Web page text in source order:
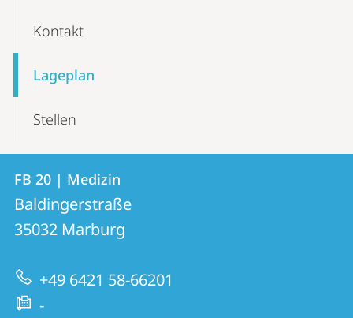
Kontakt
Lageplan
Stellen
Kontakt
und
Informationen
zur
Website
Kontaktinformationen
FB
20
|
Medizin
FB 20 | Medizin
Baldingerstraße
35032 Marburg
+49 6421 58-66201
-